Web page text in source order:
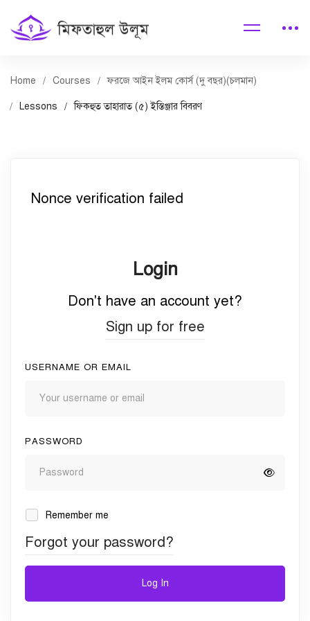
Home Courses ফরজে আইন ইলম কোর্স (দু বছর)(চলমান)
Lessons ফিকহুত তাহারাত (৫) ইস্তিঞ্জার বিবরণ
Nonce verification failed
Login
Don't have an account yet?
Sign up for free
USERNAME OR EMAIL
PASSWORD
Remember me
Forgot your password?
Log In